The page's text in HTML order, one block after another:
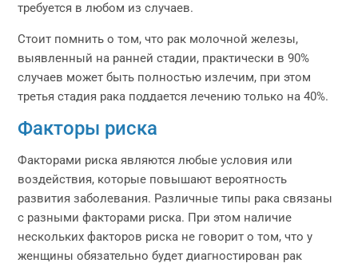
требуется в любом из случаев.
Стоит помнить о том, что рак молочной железы,
выявленный на ранней стадии, практически в 90%
случаев может быть полностью излечим, при этом
третья стадия рака поддается лечению только на 40%.
Факторы риска
Факторами риска являются любые условия или
воздействия, которые повышают вероятность
развития заболевания. Различные типы рака связаны
с разными факторами риска. При этом наличие
нескольких факторов риска не говорит о том, что у
женщины обязательно будет диагностирован рак